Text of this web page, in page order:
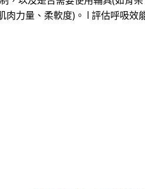
力量、柔軟度)。 l 評估呼吸